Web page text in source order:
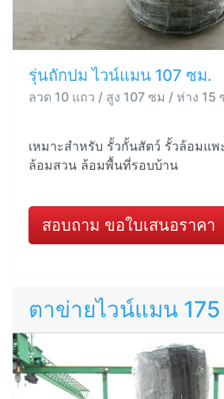
รุ่นถักปม ไวน์แมน 107 ซม.
ลวด 10 แถว / สูง 107 ซม / ห่าง 15
เหมาะสำหรับ รั้วกั้นสัตว์ รั้วล้อมแพ
ล้อมสวน ล้อมพื้นที่รอบบ้าน
สอบถาม ขอใบเสนอราคา
ตาข่ายไวน์แมน 175